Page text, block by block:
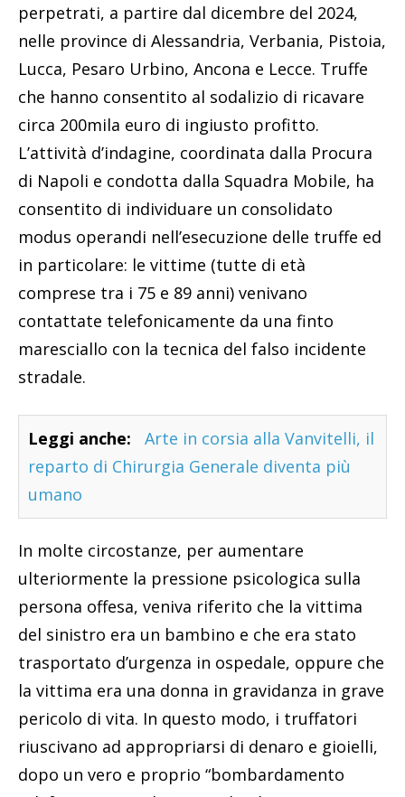
perpetrati, a partire dal dicembre del 2024,
nelle province di Alessandria, Verbania, Pistoia,
Lucca, Pesaro Urbino, Ancona e Lecce. Truffe
che hanno consentito al sodalizio di ricavare
circa 200mila euro di ingiusto profitto.
L’attività d’indagine, coordinata dalla Procura
di Napoli e condotta dalla Squadra Mobile, ha
consentito di individuare un consolidato
modus operandi nell’esecuzione delle truffe ed
in particolare: le vittime (tutte di età
comprese tra i 75 e 89 anni) venivano
contattate telefonicamente da una finto
maresciallo con la tecnica del falso incidente
stradale.
Leggi anche:
Arte in corsia alla Vanvitelli, il
reparto di Chirurgia Generale diventa più
umano
In molte circostanze, per aumentare
ulteriormente la pressione psicologica sulla
persona offesa, veniva riferito che la vittima
del sinistro era un bambino e che era stato
trasportato d’urgenza in ospedale, oppure che
la vittima era una donna in gravidanza in grave
pericolo di vita. In questo modo, i truffatori
riuscivano ad appropriarsi di denaro e gioielli,
dopo un vero e proprio “bombardamento